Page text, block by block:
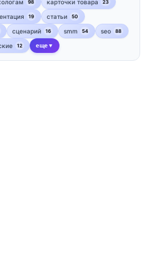
98 карточки товара 23
19 статьи 50
сценарий 16 smm 54 seo 88
12 еще ▼